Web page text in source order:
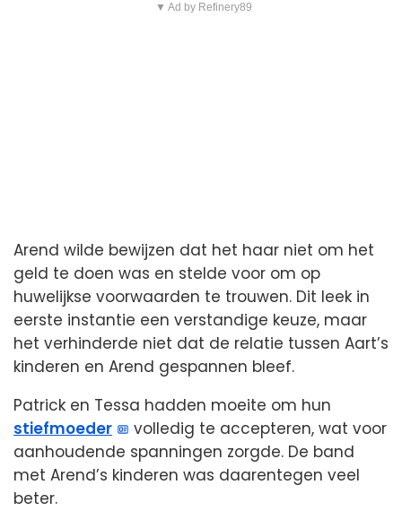
▼ Ad by Refinery89
Arend wilde bewijzen dat het haar niet om het
geld te doen was en stelde voor om op
huwelijkse voorwaarden te trouwen. Dit leek in
eerste instantie een verstandige keuze, maar
het verhinderde niet dat de relatie tussen Aart’s
kinderen en Arend gespannen bleef.
Patrick en Tessa hadden moeite om hun
stiefmoeder
volledig te accepteren, wat voor
aanhoudende spanningen zorgde. De band
met Arend’s kinderen was daarentegen veel
beter.